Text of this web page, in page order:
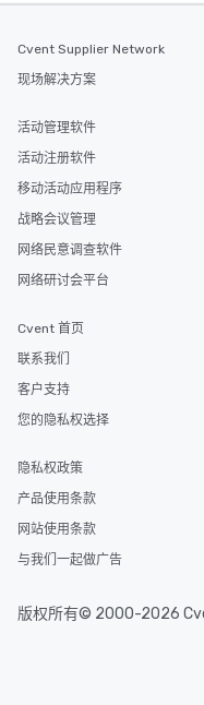
Cvent Supplier Network
现场解决方案
活动管理软件
活动注册软件
移动活动应用程序
战略会议管理
网络民意调查软件
网络研讨会平台
Cvent 首页
联系我们
客户支持
您的隐私权选择
隐私权政策
产品使用条款
网站使用条款
与我们一起做广告
版权所有© 2000-2026